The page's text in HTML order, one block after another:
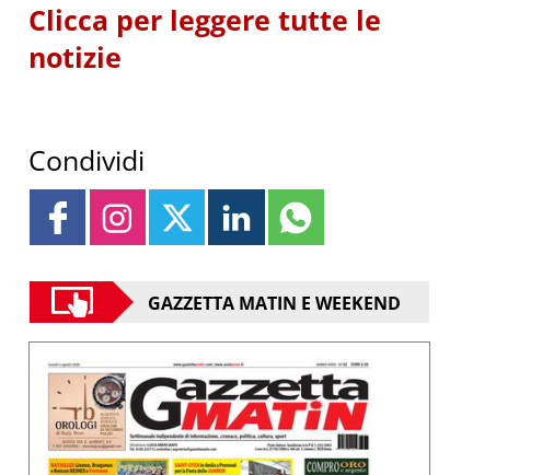
Clicca per leggere tutte le
notizie
Condividi
GAZZETTA MATIN E WEEKEND